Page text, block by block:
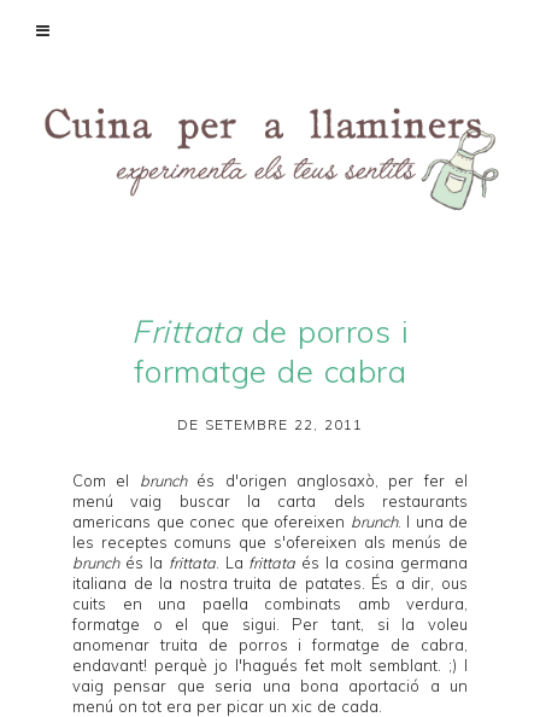
Frittatade porros i
formatge de cabra
DE SETEMBRE 22, 2011
Com el brunchés d'origen anglosaxò, per fer el
menú vaig buscar la carta dels restaurants
americans que conec que ofereixen brunch. I una de
les receptes comuns que s'ofereixen als menús de
brunchés la frittata. La frittata és la cosina germana
italiana de la nostra truita de patates. És a dir, ous
cuits en una paella combinats amb verdura,
formatge o el que sigui. Per tant, si la voleu
anomenar truita de porros i formatge de cabra,
endavant! perquè jo l'hagués fet molt semblant. ;) I
vaig pensar que seria una bona aportació a un
menú on tot era per picar un xic de cada.